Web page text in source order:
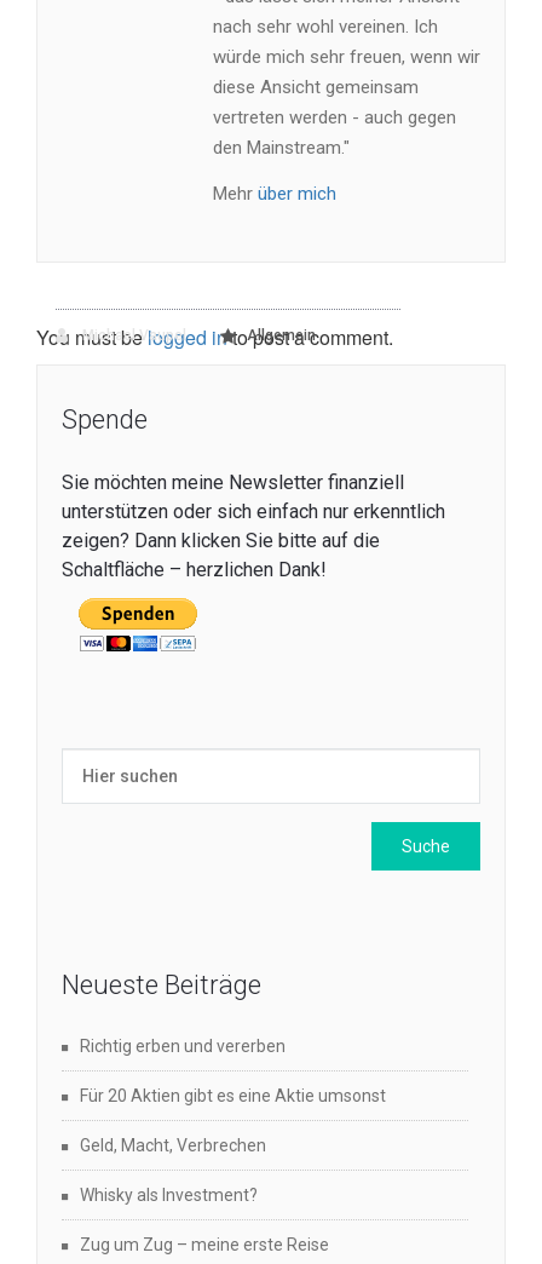
Michael Vaupel Allgemein
nach sehr wohl vereinen. Ich
würde mich sehr freuen, wenn wir
diese Ansicht gemeinsam
vertreten werden - auch gegen
den Mainstream."
Mehr über mich
You must belogged into post a comment.
Spende
Sie möchten meine Newsletter finanziell
unterstützen oder sich einfach nur erkenntlich
zeigen? Dann klicken Sie bitte auf die
Schaltfläche – herzlichen Dank!
Neueste Beiträge
Richtig erben und vererben
Für 20 Aktien gibt es eine Aktie umsonst
Geld, Macht, Verbrechen
Whisky als Investment?
Zug um Zug – meine erste Reise